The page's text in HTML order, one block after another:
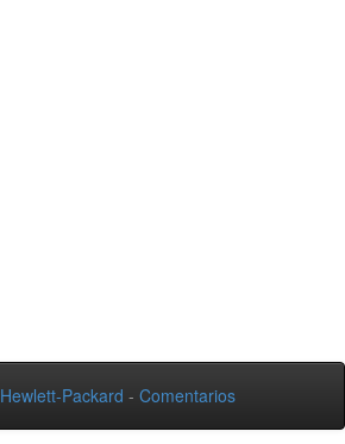
Hewlett-Packard - Comentarios